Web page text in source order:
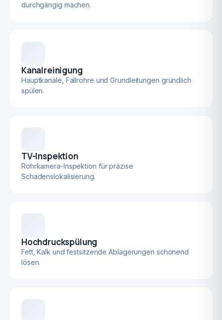
durchgängig machen.
Kanalreinigung
Hauptkanäle, Fallrohre und Grundleitungen gründlich
spülen.
TV-Inspektion
Rohrkamera-Inspektion für präzise
Schadenslokalisierung.
Hochdruckspülung
Fett, Kalk und festsitzende Ablagerungen schonend
lösen.